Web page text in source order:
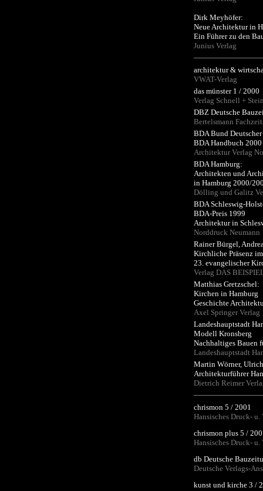
Dirk Meyhöfer:
Neue Architektur in
Ein Führer zu den
Junius Verlag
architektur &
VWAT-Verlag
das münster 1 / 2000
Verlag Schnell +
DBZ Deutsche
Bertelsmann
BDA Bund
BDA Handbuch
Architektur Verlag
BDA Hamburg:
Architekten und
in Hamburg 2000/
Dölling und Galitz
BDA Schleswig-
BDA-Preis 1999
Architektur in
Norddruck Neumann
Rainer Bürgel,
Kirchliche Präsenz
23. evangelischer
Verlag DAS
Matthias Gretzschel:
Kirchen in Hamburg
Geschichte
Axel Springer Verlag
Landeshauptstadt
Modell Kronsberg
Nachhaltiges Bauen
Landeshauptstadt
Martin Wörner,
Architekturführer
Dietrich Reimer
chrismon 5 / 2001
Hansisches Druck- u.
chrismon plus 5 /
Hansisches Druck- u.
db Deutsche
Deutsche Verlags-
kunst und kirche 3 /